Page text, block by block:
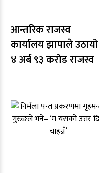
आन्तरिक राजस्व
कार्यालय झापाले उठायो
४ अर्ब ९३ करोड राजस्व